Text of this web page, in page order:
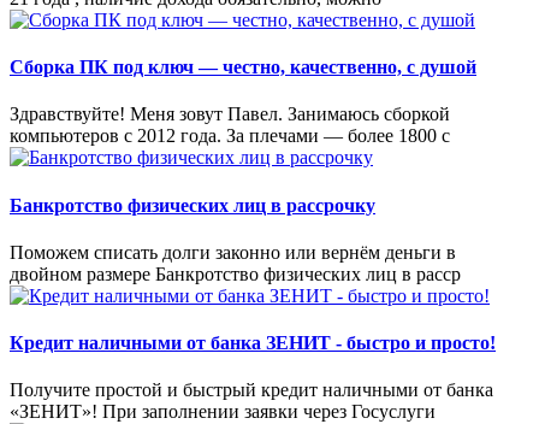
Сборка ПК под ключ — честно, качественно, с душой
Здравствуйте! Меня зовут Павел. Занимаюсь сборкой
компьютеров с 2012 года. За плечами — более 1800 с
Банкротство физических лиц в рассрочку
Поможем списать долги законно или вернём деньги в
двойном размере Банкротство физических лиц в расср
Кредит наличными от банка ЗЕНИТ - быстро и просто!
Получите простой и быстрый кредит наличными от банка
«ЗЕНИТ»! При заполнении заявки через Госуслуги